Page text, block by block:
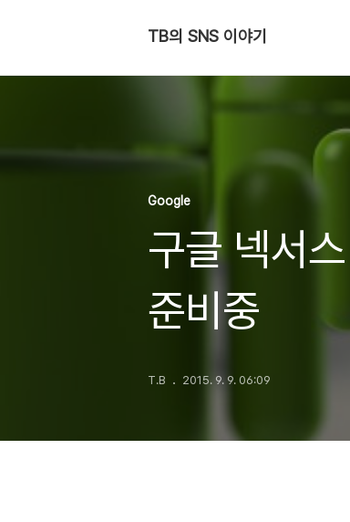
TB의 SNS 이야기
Google
구글 넥서
준비중
T.B 2015. 9. 9. 06:09